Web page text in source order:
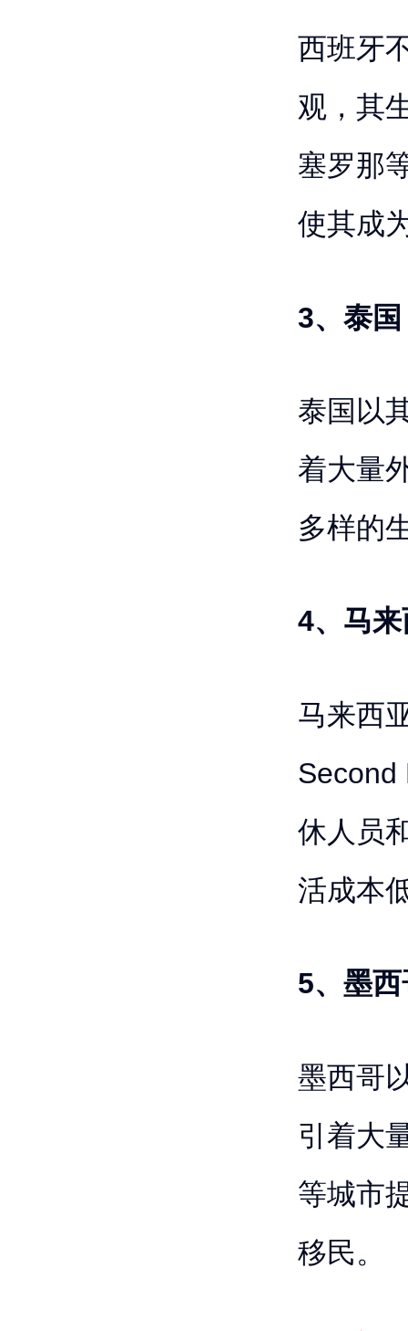
西班牙
观，其
塞罗那
使其成
3、泰国
泰国以
着大量
多样的
4、马
马来西
Second
休人员
活成本
5、墨
墨西哥
引着大
等城市
移民。